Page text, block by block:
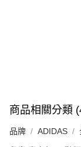
商品相關分類
品牌 ADIDAS